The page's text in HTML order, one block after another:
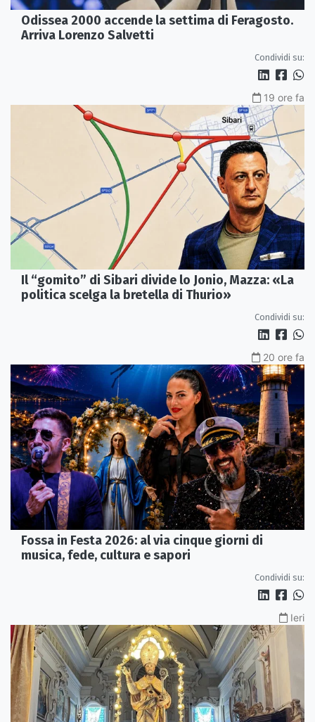
Odissea 2000 accende la settima di Feragosto.
Arriva Lorenzo Salvetti
Condividi su:
19 ore fa
Il “gomito” di Sibari divide lo Jonio, Mazza: «La
politica scelga la bretella di Thurio»
Condividi su:
20 ore fa
Fossa in Festa 2026: al via cinque giorni di
musica, fede, cultura e sapori
Condividi su:
Ieri